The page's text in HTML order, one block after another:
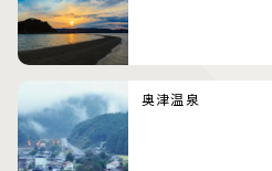
奥津温泉